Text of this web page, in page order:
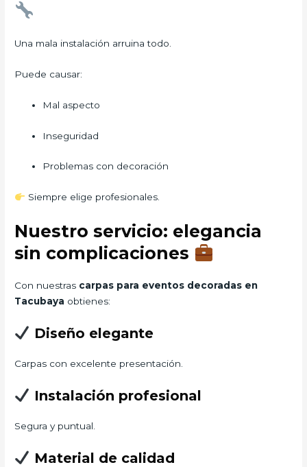
Una mala instalación arruina todo.
Puede causar:
Mal aspecto
Inseguridad
Problemas con decoración
Siempre elige profesionales.
Nuestro servicio: elegancia
sin complicaciones
Con nuestras carpas para eventos decoradas en
Tacubaya obtienes:
Diseño elegante
Carpas con excelente presentación.
Instalación profesional
Segura y puntual.
Material de calidad